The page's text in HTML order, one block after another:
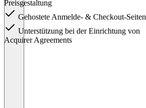
Preisgestaltung
Gehostete Anmelde- & Checkout-Seiten
Unterstützung bei der Einrichtung von
Acquirer Agreements